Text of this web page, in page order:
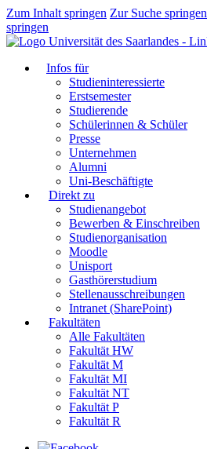
Zum Inhalt springen Zur Suche springen
springen
Infos für
Studieninteressierte
Erstsemester
Studierende
Schülerinnen & Schüler
Presse
Unternehmen
Alumni
Uni-Beschäftigte
Direkt zu
Studienangebot
Bewerben & Einschreiben
Studienorganisation
Moodle
Unisport
Gasthörerstudium
Stellenausschreibungen
Intranet (SharePoint)
Fakultäten
Alle Fakultäten
Fakultät HW
Fakultät M
Fakultät MI
Fakultät NT
Fakultät P
Fakultät R